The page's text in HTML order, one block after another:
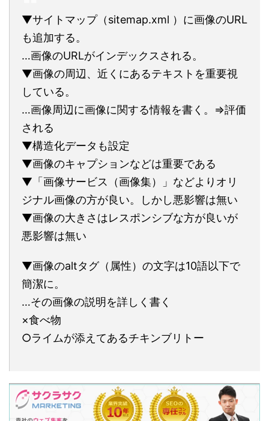
▼サイトマップ（sitemap.xml ）に画像のURL
も追加する。
…画像のURLがインデックスされる。
▼画像の周辺、近くにあるテキストを重要視
している。
…画像周辺に画像に関する情報を書く。⇒評価
される
▼構造化データも設定
▼画像のキャプションなどは重要である
▼「画像サービス（画像集）」などよりオリ
ジナル画像の方が良い。しかし悪影響は無い
▼画像の大きさはレスポンシブな方が良いが
悪影響は無い
▼画像のaltタグ（属性）の文字は10語以下で
簡潔に。
…その画像の説明を詳しく書く
×食べ物
○ライムが添えてあるチキンブリトー